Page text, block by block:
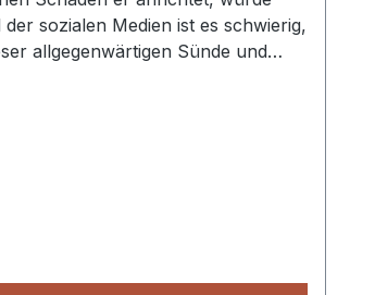
sozialen Medien ist es schwierig,
allgegenwärtigen Sünde und